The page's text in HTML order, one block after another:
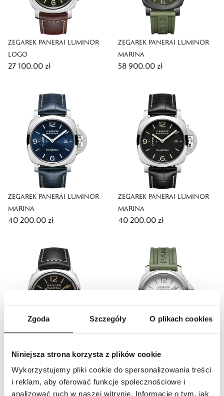
Zgoda Szczegóły O plikach cookies
Niniejsza strona korzysta z plików cookie
Wykorzystujemy pliki cookie do spersonalizowania treści
i reklam, aby oferować funkcje społecznościowe i
analizować ruch w naszej witrynie. Informacje o tym, jak
ZEGAREK PANERAI LUMINOR
LOGO
27 100,00 zł
ZEGAREK PANERAI LUMINOR
MARINA
58 900,00 zł
ZEGAREK PANERAI LUMINOR
MARINA
40 200,00 zł
ZEGAREK PANERAI LUMINOR
MARINA
40 200,00 zł
ZEGAREK PANERAI RADIOMIR
21 900,00 zł
ZEGAREK PANERAI LUMINOR
24 900,00 zł